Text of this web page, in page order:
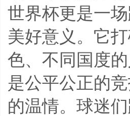
世界杯更是一
美好意义。它
色、不同国度
是公平公正的
的温情。球迷